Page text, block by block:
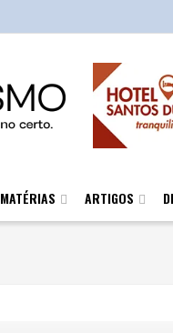
MATÉRIAS ARTIGOS